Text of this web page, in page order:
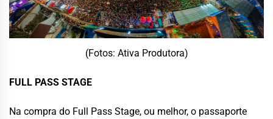
(Fotos: Ativa Produtora)
FULL PASS STAGE
Na compra do Full Pass Stage, ou melhor, o passaporte